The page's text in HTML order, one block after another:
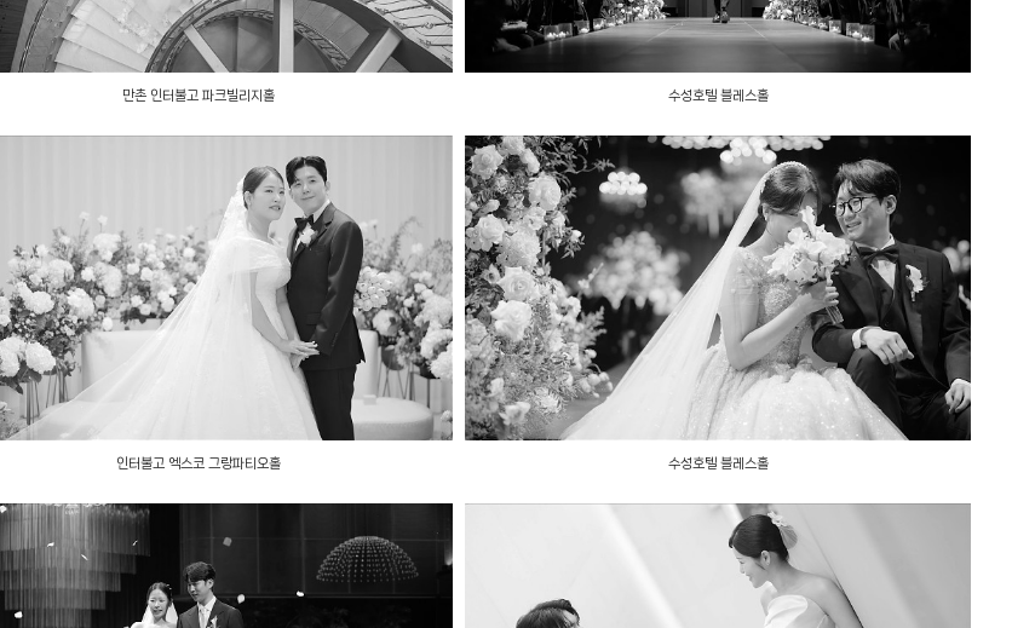
만촌 인터불고 파크빌리지홀 수성호텔 블레스홀
인터불고 엑스코 그랑파티오홀 수성호텔 블레스홀